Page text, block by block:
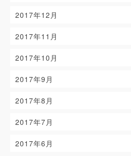
2017年12月
2017年11月
2017年10月
2017年9月
2017年8月
2017年7月
2017年6月